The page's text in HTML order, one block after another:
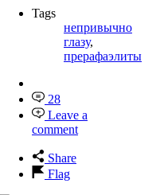
Tags
непривычно
глазу,
прерафаэлиты
28
Leave a
comment
Share
Flag